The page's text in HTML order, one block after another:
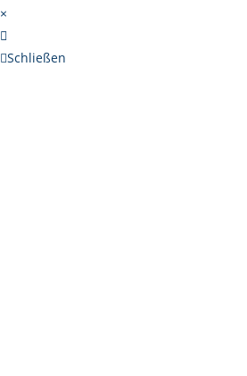
×
Schließen